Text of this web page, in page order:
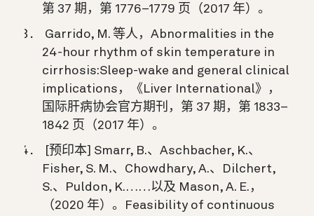
第 37 期，第 1776–1779 页（2017 年）。
Garrido, M. 等人，Abnormalities in the
24-hour rhythm of skin temperature in
cirrhosis:Sleep-wake and general clinical
implications，《Liver International》，
国际肝病协会官方期刊，第 37 期，第 1833–
1842 页（2017 年）。
[预印本] Smarr, B.、Aschbacher, K.、
Fisher, S. M.、Chowdhary, A.、Dilchert,
S.、Puldon, K.……以及 Mason, A. E.，
（2020 年）。Feasibility of continuous